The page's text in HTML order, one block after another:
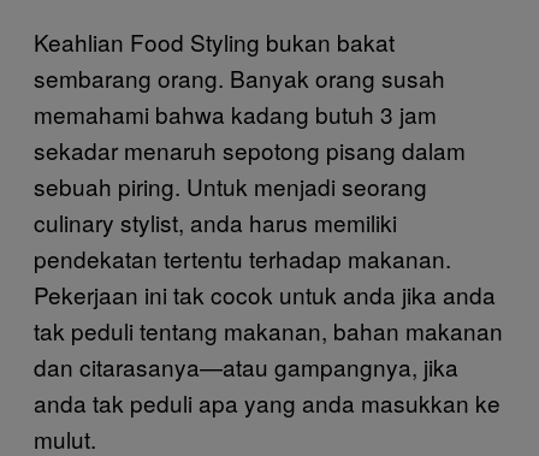
Keahlian Food Styling bukan bakat
sembarang orang. Banyak orang susah
memahami bahwa kadang butuh 3 jam
sekadar menaruh sepotong pisang dalam
sebuah piring. Untuk menjadi seorang
culinary stylist, anda harus memiliki
pendekatan tertentu terhadap makanan.
Pekerjaan ini tak cocok untuk anda jika anda
tak peduli tentang makanan, bahan makanan
dan citarasanya—atau gampangnya, jika
anda tak peduli apa yang anda masukkan ke
mulut.